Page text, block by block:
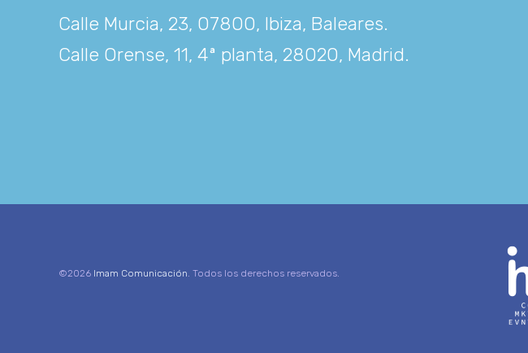
Calle Murcia, 23, 07800, Ibiza, Baleares.
Calle Orense, 11, 4ª planta, 28020, Madrid.
©2026 Imam Comunicación. Todos los derechos reservados.